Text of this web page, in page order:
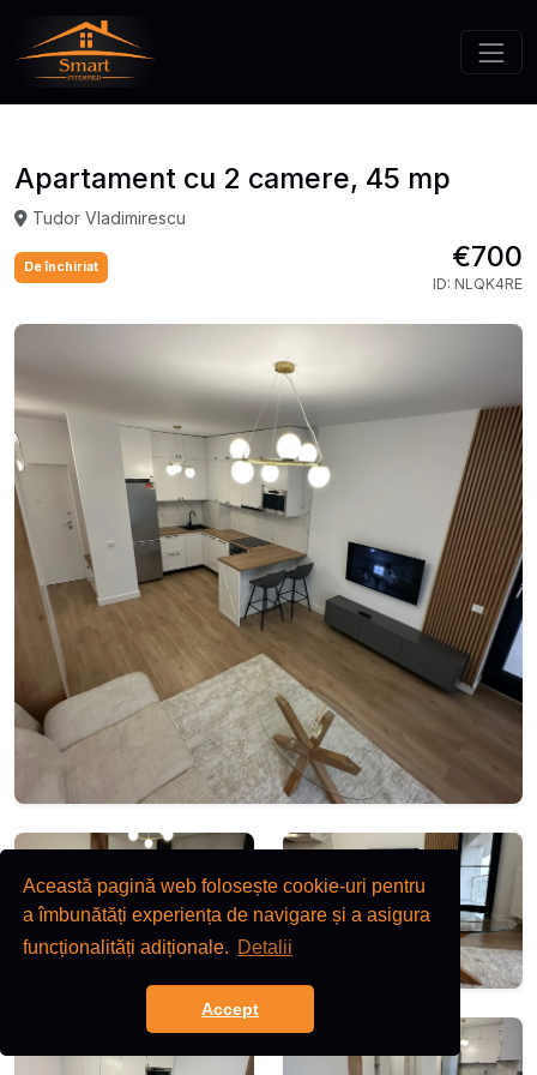
Această pagină web folosește cookie-uri pentru
a îmbunătăți experiența de navigare și a asigura
funcționalități adiționale. Detalii
Accept
Apartament cu 2 camere, 45 mp
Tudor Vladimirescu
De închiriat €700
ID: NLQK4RE